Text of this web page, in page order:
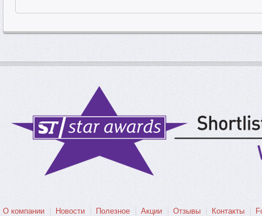
О компании Новости Полезное Акции Отзывы Контакты